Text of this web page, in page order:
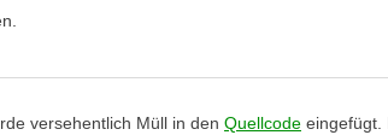
versehentlich Müll in den Quellcode eingefügt.